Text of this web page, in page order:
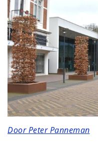
Door Peter Panneman